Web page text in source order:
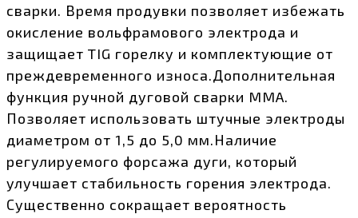
сварки. Время продувки позволяет избежать
окисление вольфрамового электрода и
защищает TIG горелку и комплектующие от
преждевременного износа.Дополнительная
функция ручной дуговой сварки MMA.
Позволяет использовать штучные электроды
диаметром от 1,5 до 5,0 мм.Наличие
регулируемого форсажа дуги, который
улучшает стабильность горения электрода.
Существенно сокращает вероятность